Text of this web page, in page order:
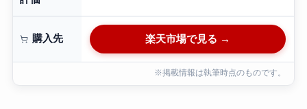
購入先 楽天市場で見る →
※掲載情報は執筆時点のものです。